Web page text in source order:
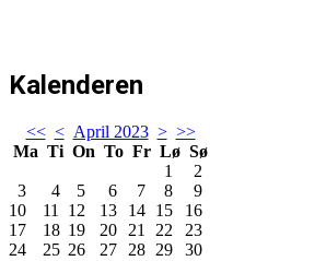
Kalenderen
<< < April 2023 > >>
Ma Ti On To Fr Lø Sø
1
2
3
4 5 6 7 8
9
10
11 12 13 14 15
16
17
18 19 20 21 22
23
24
25 26 27 28 29 30